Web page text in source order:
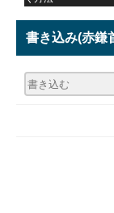
書き込み(赤鎌